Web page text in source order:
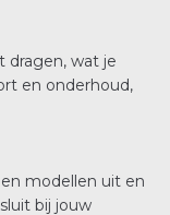
dragen, wat je
en onderhoud,
modellen uit en
bij jouw